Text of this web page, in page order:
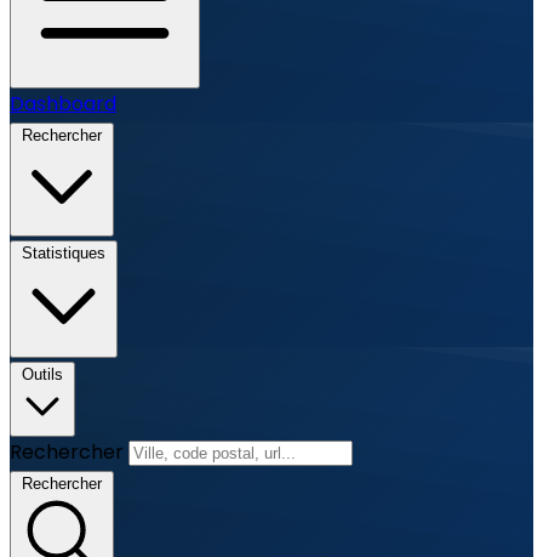
Dashboard
Rechercher
Statistiques
Outils
Rechercher
Rechercher